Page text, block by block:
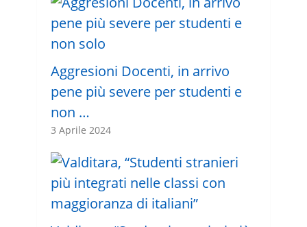
Aggresioni Docenti, in arrivo
pene più severe per studenti e
non …
3 Aprile 2024